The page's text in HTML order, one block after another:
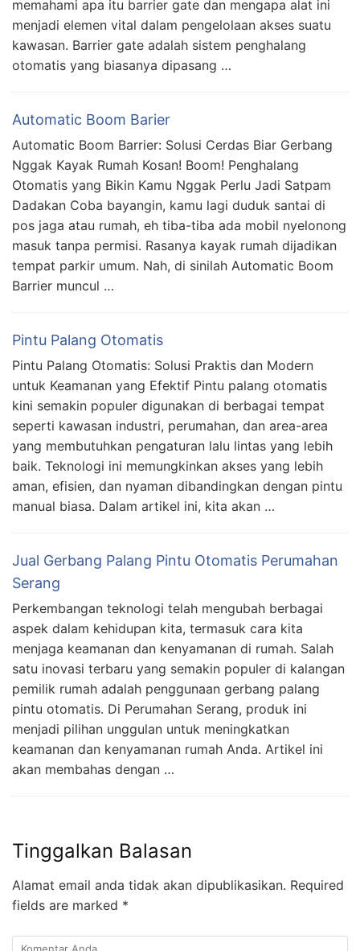
memahami apa itu barrier gate dan mengapa alat ini
menjadi elemen vital dalam pengelolaan akses suatu
kawasan. Barrier gate adalah sistem penghalang
otomatis yang biasanya dipasang …
Automatic Boom Barier
Automatic Boom Barrier: Solusi Cerdas Biar Gerbang
Nggak Kayak Rumah Kosan! Boom! Penghalang
Otomatis yang Bikin Kamu Nggak Perlu Jadi Satpam
Dadakan Coba bayangin, kamu lagi duduk santai di
pos jaga atau rumah, eh tiba-tiba ada mobil nyelonong
masuk tanpa permisi. Rasanya kayak rumah dijadikan
tempat parkir umum. Nah, di sinilah Automatic Boom
Barrier muncul …
Pintu Palang Otomatis
Pintu Palang Otomatis: Solusi Praktis dan Modern
untuk Keamanan yang Efektif Pintu palang otomatis
kini semakin populer digunakan di berbagai tempat
seperti kawasan industri, perumahan, dan area-area
yang membutuhkan pengaturan lalu lintas yang lebih
baik. Teknologi ini memungkinkan akses yang lebih
aman, efisien, dan nyaman dibandingkan dengan pintu
manual biasa. Dalam artikel ini, kita akan …
Jual Gerbang Palang Pintu Otomatis Perumahan
Serang
Perkembangan teknologi telah mengubah berbagai
aspek dalam kehidupan kita, termasuk cara kita
menjaga keamanan dan kenyamanan di rumah. Salah
satu inovasi terbaru yang semakin populer di kalangan
pemilik rumah adalah penggunaan gerbang palang
pintu otomatis. Di Perumahan Serang, produk ini
menjadi pilihan unggulan untuk meningkatkan
keamanan dan kenyamanan rumah Anda. Artikel ini
akan membahas dengan …
Tinggalkan Balasan
Alamat email anda tidak akan dipublikasikan. Required
fields are marked *